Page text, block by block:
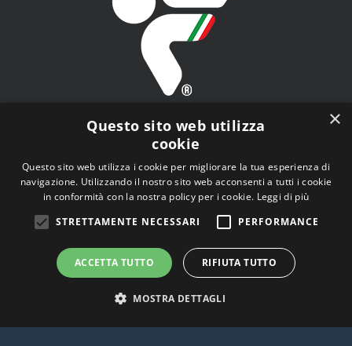
FITAV - Federazione Italiana Tiro a Volo - Viale Tiziano
n.74, 00196 Roma (RM)
×
Questo sito web utilizza
cookie
Questo sito web utilizza i cookie per migliorare la tua esperienza di
navigazione. Utilizzando il nostro sito web acconsenti a tutti i cookie
in conformità con la nostra policy per i cookie. Leggi di più
STRETTAMENTE NECESSARI
PERFORMANCE
ACCETTA TUTTO RIFIUTA TUTTO
MOSTRA DETTAGLI